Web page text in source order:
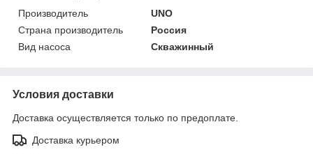
Производитель
UNO
Страна производитель
Россия
Вид насоса
Скважинный
Условия доставки
Доставка осуществляется только по предоплате.
Доставка курьером